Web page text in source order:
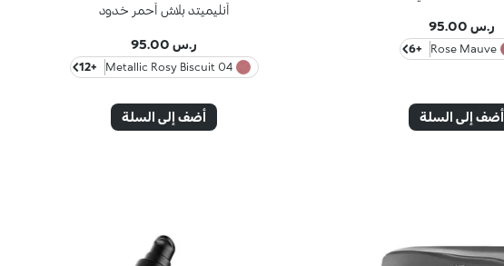
ر.س 95.00
Rose Mauve
+6
أضف إلى السلة
أنليميتد بلاش أحمر خدود
ر.س 95.00
04 Metallic Rosy Biscuit
+12
أضف إلى السلة